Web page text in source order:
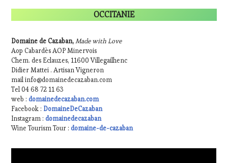
OCCITANIE
Domaine de Cazaban,Made with Love
Aop Cabardès AOP Minervois
Chem. des Eclauzes, 11600 Villegailhenc
Didier Mattei . Artisan Vigneron
mail info@domainedecazaban.com
Tel 04 68 72 11 63
web : domainedecazaban.com
Facebook : DomaineDeCazaban
Instagram : domainedecazaban
Wine Tourism Tour : domaine-de-cazaban